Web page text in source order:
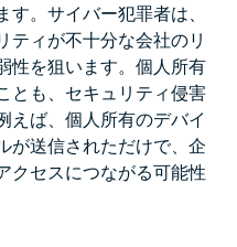
。サイバー犯罪者は、
ティが不十分な会社のリ
性を狙います。個人所有
とも、セキュリティ侵害
えば、個人所有のデバイ
が送信されただけで、企
クセスにつながる可能性